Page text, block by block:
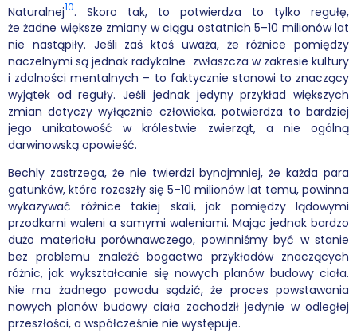
Naturalnej10. Skoro tak, to potwierdza to tylko regułę,
że żadne większe zmiany w ciągu ostatnich 5–10 milionów lat
nie nastąpiły. Jeśli zaś ktoś uważa, że różnice pomiędzy
naczelnymi są jednak radykalne zwłaszcza w zakresie kultury
i zdolności mentalnych – to faktycznie stanowi to znaczący
wyjątek od reguły. Jeśli jednak jedyny przykład większych
zmian dotyczy wyłącznie człowieka, potwierdza to bardziej
jego unikatowość w królestwie zwierząt, a nie ogólną
darwinowską opowieść.
Bechly zastrzega, że nie twierdzi bynajmniej, że każda para
gatunków, które rozeszły się 5–10 milionów lat temu, powinna
wykazywać różnice takiej skali, jak pomiędzy lądowymi
przodkami waleni a samymi waleniami. Mając jednak bardzo
dużo materiału porównawczego, powinniśmy być w stanie
bez problemu znaleźć bogactwo przykładów znaczących
różnic, jak wykształcanie się nowych planów budowy ciała.
Nie ma żadnego powodu sądzić, że proces powstawania
nowych planów budowy ciała zachodził jedynie w odległej
przeszłości, a współcześnie nie występuje.